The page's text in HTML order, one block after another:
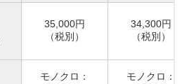
35,000円
（税別）
34,300円
（税別）
モノクロ：
モノクロ：